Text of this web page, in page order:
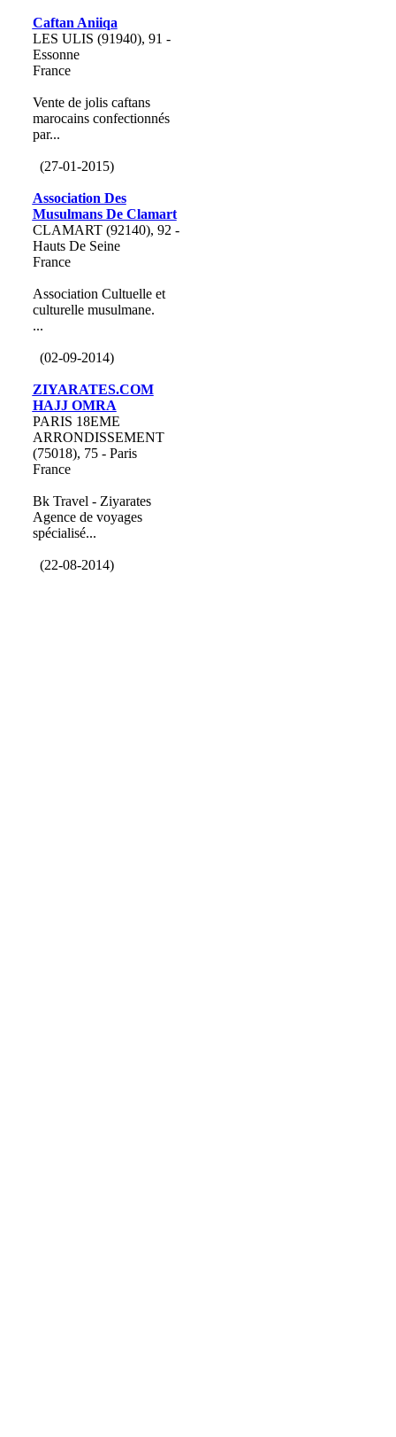
Caftan Aniiqa
LES ULIS (91940), 91 -
Essonne
France
Vente de jolis caftans
marocains confectionnés
par...
(27-01-2015)
Association Des
Musulmans De Clamart
CLAMART (92140), 92 -
Hauts De Seine
France
Association Cultuelle et
culturelle musulmane.
...
(02-09-2014)
ZIYARATES.COM
HAJJ OMRA
PARIS 18EME
ARRONDISSEMENT
(75018), 75 - Paris
France
Bk Travel - Ziyarates
Agence de voyages
spécialisé...
(22-08-2014)